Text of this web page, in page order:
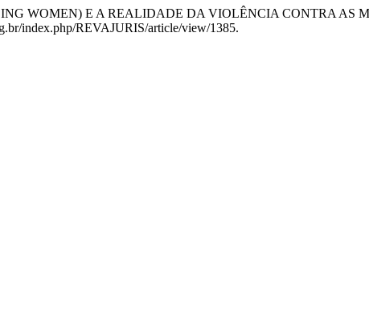
WOMEN) E A REALIDADE DA VIOLÊNCIA CONTRA AS
index.php/REVAJURIS/article/view/1385.